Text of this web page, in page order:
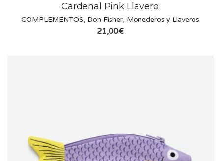
Cardenal Pink Llavero
COMPLEMENTOS, Don Fisher, Monederos y Llaveros
21,00€